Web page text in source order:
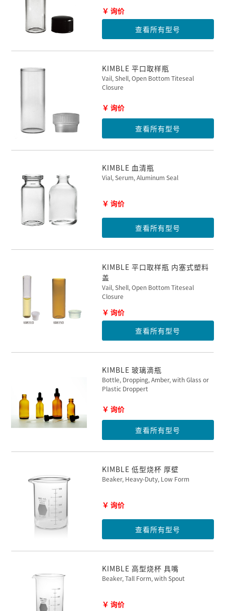
￥ 询价
查看所有型号
KIMBLE 平口取样瓶
Vail, Shell, Open Bottom Titeseal
Closure
￥ 询价
查看所有型号
KIMBLE 血清瓶
Vial, Serum, Aluminum Seal
￥ 询价
查看所有型号
KIMBLE 平口取样瓶 内塞式塑料
盖
Vail, Shell, Open Bottom Titeseal
Closure
￥ 询价
查看所有型号
KIMBLE 玻璃滴瓶
Bottle, Dropping, Amber, with Glass or
Plastic Droppert
￥ 询价
查看所有型号
KIMBLE 低型烧杯 厚壁
Beaker, Heavy-Duty, Low Form
￥ 询价
查看所有型号
KIMBLE 高型烧杯 具嘴
Beaker, Tall Form, with Spout
￥ 询价